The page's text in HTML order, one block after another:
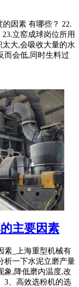
因素 有哪些？ 22.
立窑成球岗位所用
大,会吸收大量的水
而会低,同时生料过
主要因素
素_上海重型机械有
析一下水泥立磨产量
象,降低磨内温度,改
3、高效选粉机的选